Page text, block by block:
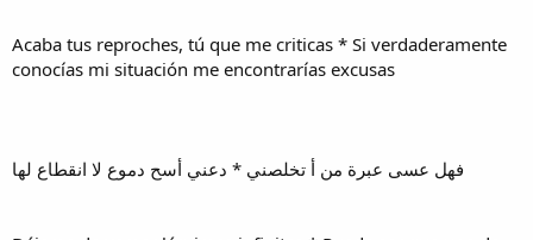
Acaba tus reproches, tú que me criticas * Si verdaderamente
conocías mi situación me encontrarías excusas
فهل عسى عبرة من أ تخلصني * دعني أسح دموع لا انقطاع لها